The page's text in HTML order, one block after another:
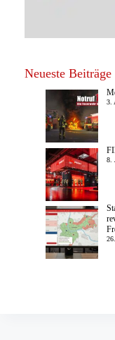
Neueste Beiträge
3.
8.